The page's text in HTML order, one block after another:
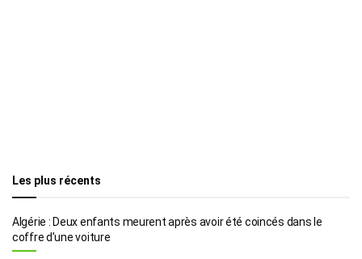
Les plus récents
Algérie : Deux enfants meurent après avoir été coincés dans le
coffre d’une voiture